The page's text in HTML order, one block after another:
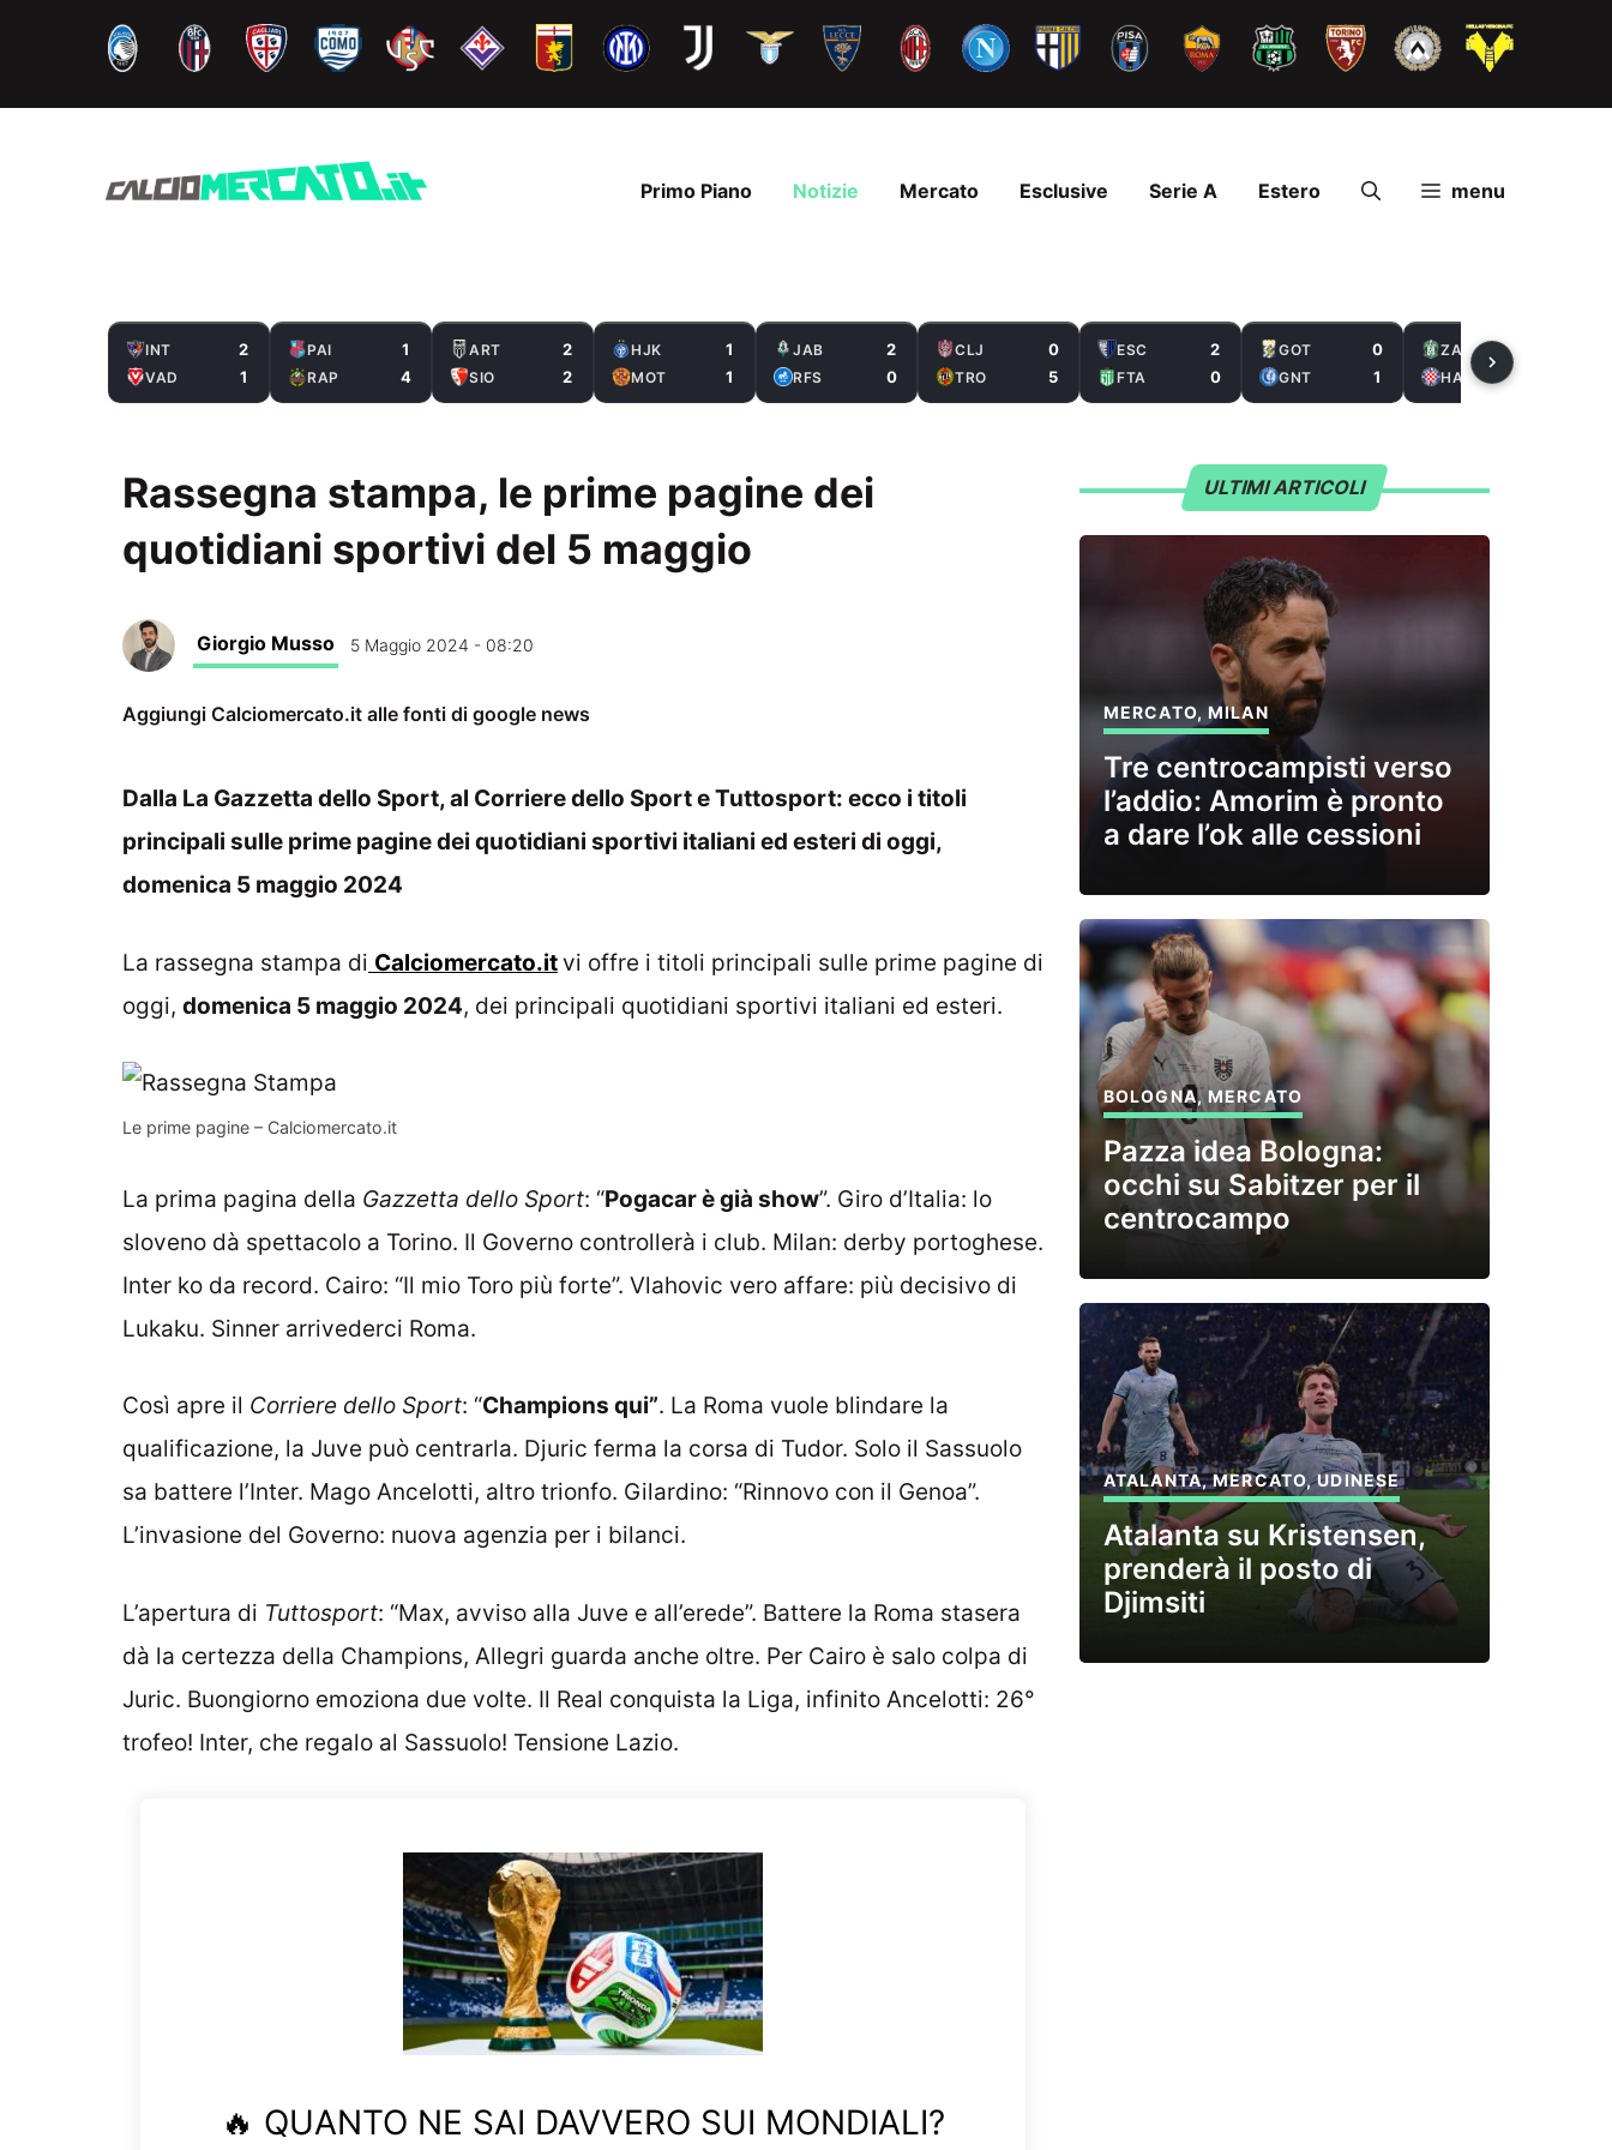
contenuto
Primo Piano Notizie Mercato Esclusive Serie A Estero menu
INT 2
VAD 1
PAI 1
RAP 4
ART 2
SIO 2
HJK 1
MOT 1
JAB 2
RFS 0
CLJ 0
TRO 5
ESC 2
FTA 0
GOT 0
GNT 1
ZAL
HAS
Rassegna stampa, le prime pagine dei
quotidiani sportivi del 5 maggio
Giorgio Musso 5 Maggio 2024 - 08:20
Aggiungi Calciomercato.it alle fonti di google news
Dalla La Gazzetta dello Sport, al Corriere dello Sport e Tuttosport: ecco i titoli
principali sulle prime pagine dei quotidiani sportivi italiani ed esteri di oggi,
domenica 5 maggio 2024
La rassegna stampa di Calciomercato.itvi offre i titoli principali sulle prime pagine di
oggi, domenica 5 maggio 2024, dei principali quotidiani sportivi italiani ed esteri.
Le prime pagine – Calciomercato.it
La prima pagina della Gazzetta dello Sport: “Pogacar è già show”. Giro d’Italia: lo
sloveno dà spettacolo a Torino. Il Governo controllerà i club. Milan: derby portoghese.
Inter ko da record. Cairo: “Il mio Toro più forte”. Vlahovic vero affare: più decisivo di
Lukaku. Sinner arrivederci Roma.
Così apre il Corriere dello Sport: “Champions qui”. La Roma vuole blindare la
qualificazione, la Juve può centrarla. Djuric ferma la corsa di Tudor. Solo il Sassuolo
sa battere l’Inter. Mago Ancelotti, altro trionfo. Gilardino: “Rinnovo con il Genoa”.
L’invasione del Governo: nuova agenzia per i bilanci.
L’apertura di Tuttosport: “Max, avviso alla Juve e all’erede”. Battere la Roma stasera
dà la certezza della Champions, Allegri guarda anche oltre. Per Cairo è salo colpa di
Juric. Buongiorno emoziona due volte. Il Real conquista la Liga, infinito Ancelotti: 26°
trofeo! Inter, che regalo al Sassuolo! Tensione Lazio.
🔥 QUANTO NE SAI DAVVERO SUI MONDIALI?
ULTIMI ARTICOLI
MERCATO,MILAN
Tre centrocampisti verso
l’addio: Amorim è pronto
a dare l’ok alle cessioni
BOLOGNA,MERCATO
Pazza idea Bologna:
occhi su Sabitzer per il
centrocampo
ATALANTA,MERCATO,UDINESE
Atalanta su Kristensen,
prenderà il posto di
Djimsiti